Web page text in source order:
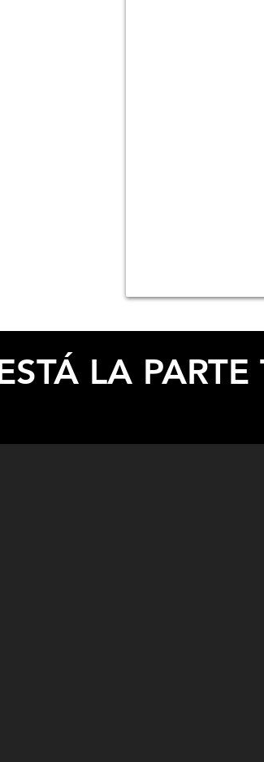
ESPECIFICACIONESLA PARTE